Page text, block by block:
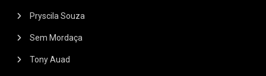
Pryscila Souza
Sem Mordaça
Tony Auad